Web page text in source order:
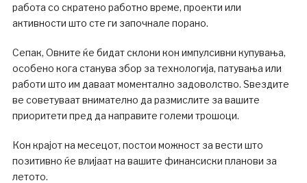
работа со скратено работно време, проекти или
активности што сте ги започнале порано.
Сепак, Овните ќе бидат склони кон импулсивни купувања,
особено кога станува збор за технологија, патувања или
работи што им даваат моментално задоволство. Ѕвездите
ве советуваат внимателно да размислите за вашите
приоритети пред да направите големи трошоци.
Кон крајот на месецот, постои можност за вести што
позитивно ќе влијаат на вашите финансиски планови за
летото.